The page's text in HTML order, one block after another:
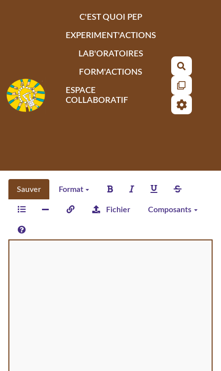
C'EST QUOI PEP
EXPERIMENT'ACTIONS
LAB'ORATOIRES
FORM'ACTIONS
ESPACE
COLLABORATIF
Sauver Format
Fichier Composants